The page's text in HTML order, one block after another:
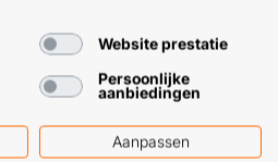
WhatsApp
+31 (0) 6 11
EN SNEL
Website prestatie
Persoonlijke
aanbiedingen
Aanpassen